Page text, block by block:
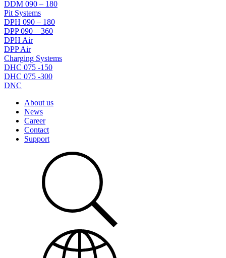
DDM 090 – 180
Pit Systems
DPH 090 – 180
DPP 090 – 360
DPH Air
DPP Air
Charging Systems
DHC 075 -150
DHC 075 -300
DNC
About us
News
Career
Contact
Support